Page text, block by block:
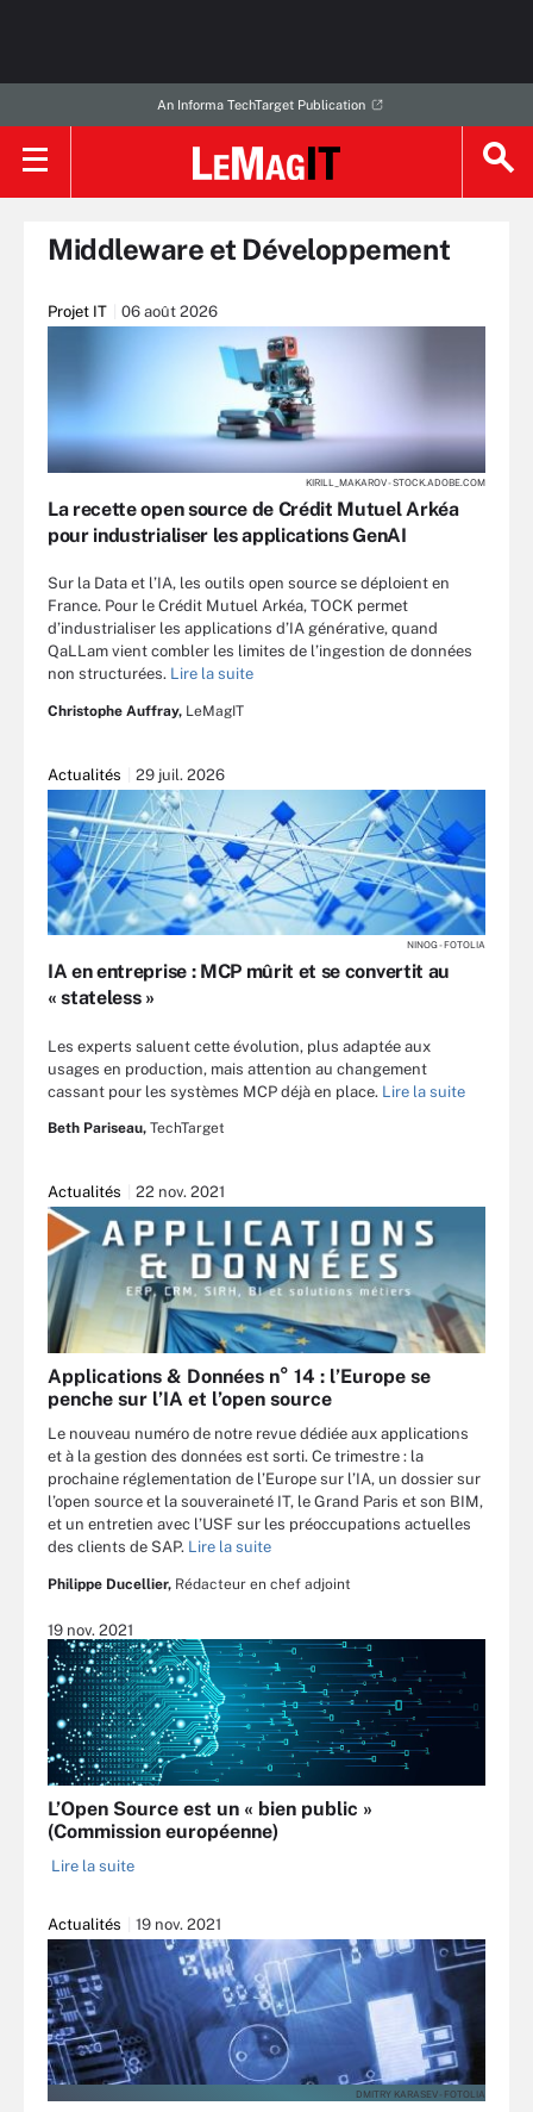
An Informa TechTarget Publication
Middleware et Développement
Projet IT 06 août 2026
KIRILL_MAKAROV - STOCK.ADOBE.COM
La recette open source de Crédit Mutuel Arkéa
pour industrialiser les applications GenAI
Sur la Data et l’IA, les outils open source se déploient en
France. Pour le Crédit Mutuel Arkéa, TOCK permet
d’industrialiser les applications d’IA générative, quand
QaLLam vient combler les limites de l’ingestion de données
non structurées. Lire la suite
Christophe Auffray, LeMagIT
Actualités 29 juil. 2026
NINOG - FOTOLIA
IA en entreprise : MCP mûrit et se convertit au
« stateless »
Les experts saluent cette évolution, plus adaptée aux
usages en production, mais attention au changement
cassant pour les systèmes MCP déjà en place. Lire la suite
Beth Pariseau, TechTarget
Actualités 22 nov. 2021
Applications & Données n° 14 : l’Europe se
penche sur l’IA et l’open source
Le nouveau numéro de notre revue dédiée aux applications
et à la gestion des données est sorti. Ce trimestre : la
prochaine réglementation de l’Europe sur l’IA, un dossier sur
l’open source et la souveraineté IT, le Grand Paris et son BIM,
et un entretien avec l’USF sur les préoccupations actuelles
des clients de SAP. Lire la suite
Philippe Ducellier, Rédacteur en chef adjoint
19 nov. 2021
L’Open Source est un « bien public »
(Commission européenne)
Lire la suite
Actualités 19 nov. 2021
DMITRY KARASEV - FOTOLIA